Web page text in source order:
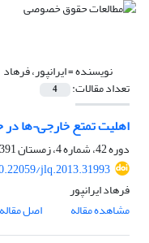
نویسنده =ایرانپور، فرهاد
تعداد مقالات: 4
اهلیت تمتع خارجی¬ها
دوره 42، شماره 4، زمستان 1391، صفحه
jlq.2013.31993
فرهاد ایرانپور
مشاهده مقاله
اصل مقاله